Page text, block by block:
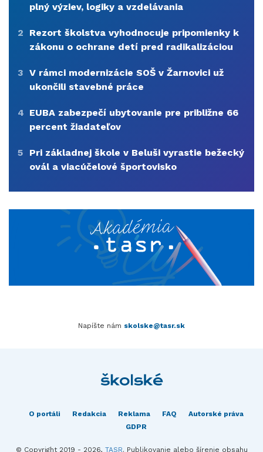
plný výziev, logiky a vzdelávania
2
Rezort školstva vyhodnocuje pripomienky k
zákonu o ochrane detí pred radikalizáciou
3 V rámci modernizácie SOŠ v Žarnovici už
ukončili stavebné práce
4 EUBA zabezpečí ubytovanie pre približne 66
percent žiadateľov
5
Pri základnej škole v Beluši vyrastie bežecký
ovál a viacúčelové športovisko
Napíšte nám skolske@tasr.sk
O portáli Redakcia Reklama FAQ
Autorské práva
GDPR
© Copyright 2019 - 2026, TASR. Publikovanie alebo šírenie obsahu